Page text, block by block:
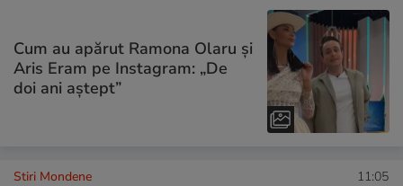
Cum au apărut Ramona Olaru și
Aris Eram pe Instagram: „De
doi ani aștept”
Stiri Mondene 11:05